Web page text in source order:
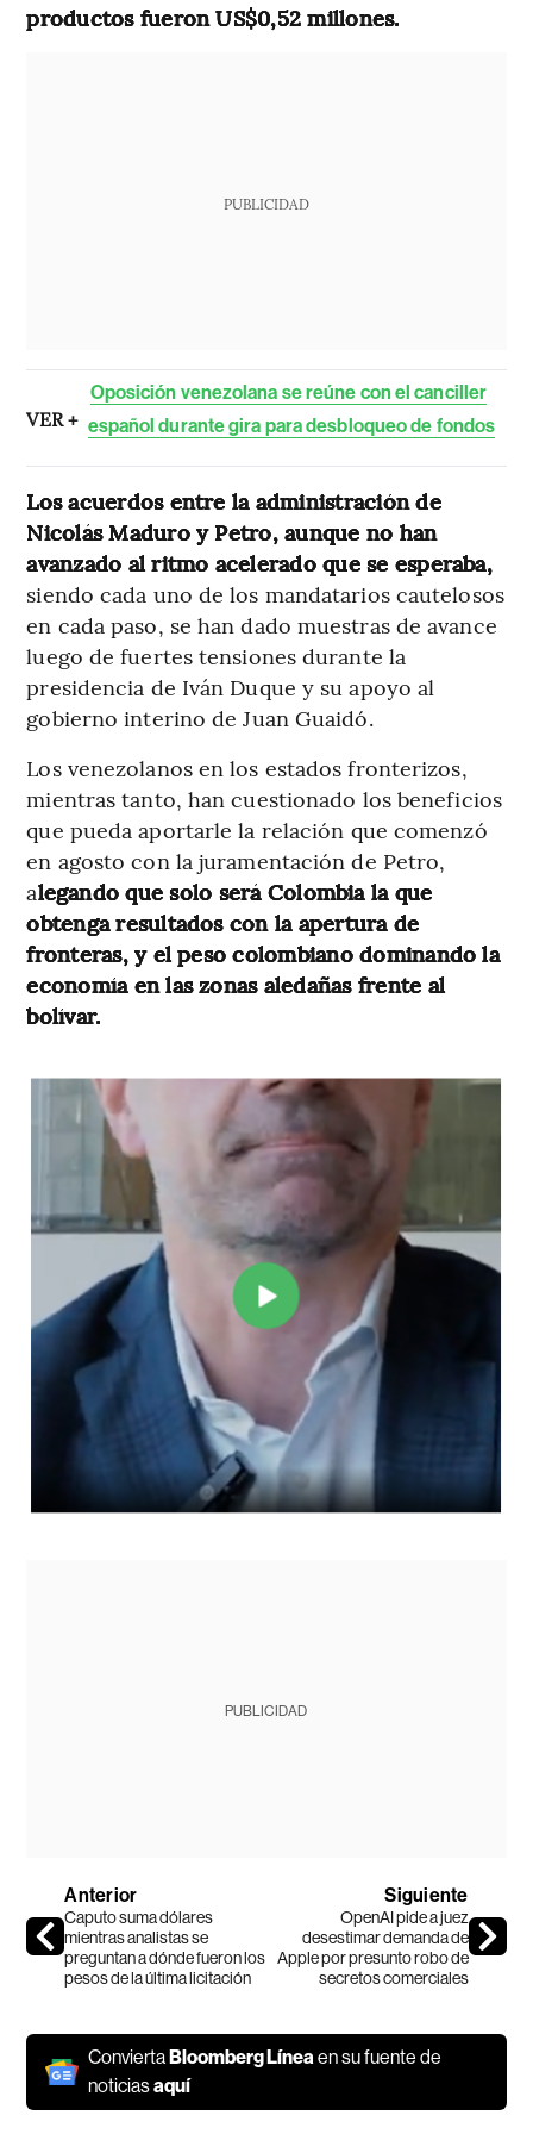
productos fueron US$0,52 millones.
PUBLICIDAD
VER +
Oposición venezolana se reúne con el canciller
español durante gira para desbloqueo de fondos
Los acuerdos entre la administración de
Nicolás Maduro y Petro, aunque no han
avanzado al ritmo acelerado que se esperaba,
siendo cada uno de los mandatarios cautelosos
en cada paso, se han dado muestras de avance
luego de fuertes tensiones durante la
presidencia de Iván Duque y su apoyo al
gobierno interino de Juan Guaidó.
Los venezolanos en los estados fronterizos,
mientras tanto, han cuestionado los beneficios
que pueda aportarle la relación que comenzó
en agosto con la juramentación de Petro,
alegando que solo será Colombia la que
obtenga resultados con la apertura de
fronteras, y el peso colombiano dominando la
economía en las zonas aledañas frente al
bolívar.
PUBLICIDAD
Anterior
Caputo suma dólares
mientras analistas se
preguntan a dónde fueron los
pesos de la última licitación
Siguiente
OpenAI pide a juez
desestimar demanda de
Apple por presunto robo de
secretos comerciales
ConviertaBloomberg Líneaen su fuente de
noticiasaquí